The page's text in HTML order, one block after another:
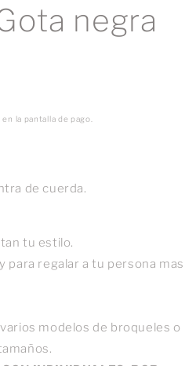
negra
la pantalla de pago.
de cuerda.
tu estilo.
para regalar a tu persona mas
modelos de broqueles o